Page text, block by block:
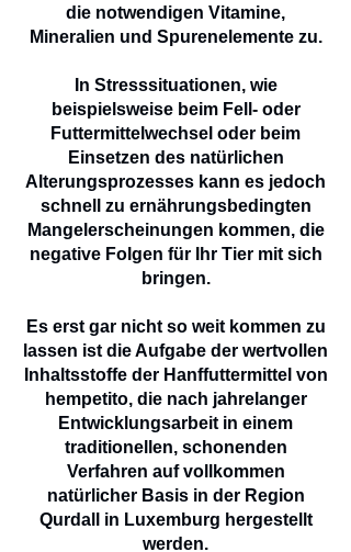
die notwendigen Vitamine,
Mineralien und Spurenelemente zu.
In Stresssituationen, wie
beispielsweise beim Fell- oder
Futtermittelwechsel oder beim
Einsetzen des natürlichen
Alterungsprozesses kann es jedoch
schnell zu ernährungsbedingten
Mangelerscheinungen kommen, die
negative Folgen für Ihr Tier mit sich
bringen.
Es erst gar nicht so weit kommen zu
lassen ist die Aufgabe der wertvollen
Inhaltsstoffe der Hanffuttermittel von
hempetito, die nach jahrelanger
Entwicklungsarbeit in einem
traditionellen, schonenden
Verfahren auf vollkommen
natürlicher Basis in der Region
Qurdall in Luxemburg hergestellt
werden.